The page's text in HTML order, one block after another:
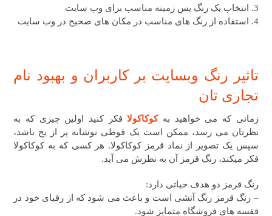
3. انتخاب یک رنگ پس زمینه مناسب برای وب سایت
4. استفاده از رنگ های مناسب در مکان های صحیح در وب سایت
تاثیر رنگ وبسایت بر کاربران و بهبود نام
تجاری تان
زمانی که می خواهید بهکوکاکولافکر کنید اولین چیزی که به
نظرتان می رسد، ممکن است یک قوطی نوشابه پر از یخ باشد،
سپس یک تصویر از نماد قرمز کوکاکولا. هر کسی که به کوکاکولا
فکر میکند، رنگ قرمز آن به نظرش می آید.
رنگ قرمز دو هدف حیاتی دارد:
– رنگ قرمز رنگ آتشی است و باعث می شود که از رقبای خود در
قفسه های فروشگاه متمایز شود.